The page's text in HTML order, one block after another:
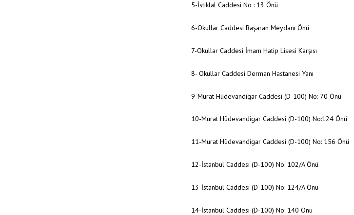
5-İstiklal Caddesi No : 13 Önü
6-Okullar Caddesi Başaran Meydanı Önü
7-Okullar Caddesi İmam Hatip Lisesi Karşısı
8- Okullar Caddesi Derman Hastanesi Yanı
9-Murat Hüdevandigar Caddesi (D-100) No: 70 Önü
10-Murat Hüdevandigar Caddesi (D-100) No:124 Önü
11-Murat Hüdevandigar Caddesi (D-100) No: 156 Önü
12-İstanbul Caddesi (D-100) No: 102/A Önü
13-İstanbul Caddesi (D-100) No: 124/A Önü
14-İstanbul Caddesi (D-100) No: 140 Önü